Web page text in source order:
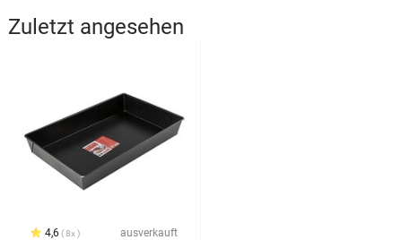
Zuletzt angesehen
4,6 8x ausverkauft